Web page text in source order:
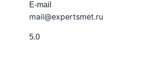
E-mail
mail@expertsmet.ru
5.0